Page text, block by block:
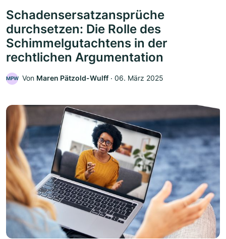
Schadensersatzansprüche
durchsetzen: Die Rolle des
Schimmelgutachtens in der
rechtlichen Argumentation
MPW Von Maren Pätzold-Wulff ‧ 06. März 2025